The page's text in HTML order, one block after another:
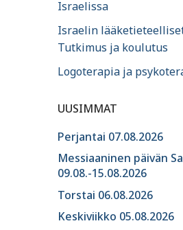
Israelissa
Israelin
Tutkimus ja koulutus
Logoterapia ja
UUSIMMAT
Perjantai 07.08.2026
Messiaaninen päivän
09.08.-15.08.2026
Torstai 06.08.2026
Keskiviikko 05.08.2026